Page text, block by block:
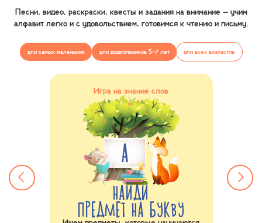
Песни, видео, раскраски, квесты и задания на внимание – учим
алфавитлегко и с удовольствием, готовимся к чтению и письму.
для самых маленьких для дошкольников 5-7 лет для всех возрастов
Игра на знание слов
НАЙДИ
ПРЕДМЕТ НА БУКВУ